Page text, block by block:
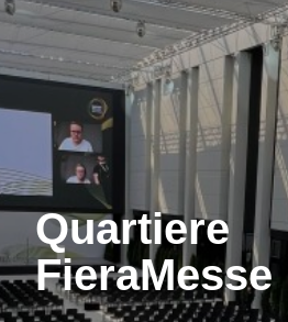
Quartiere
FieraMesse